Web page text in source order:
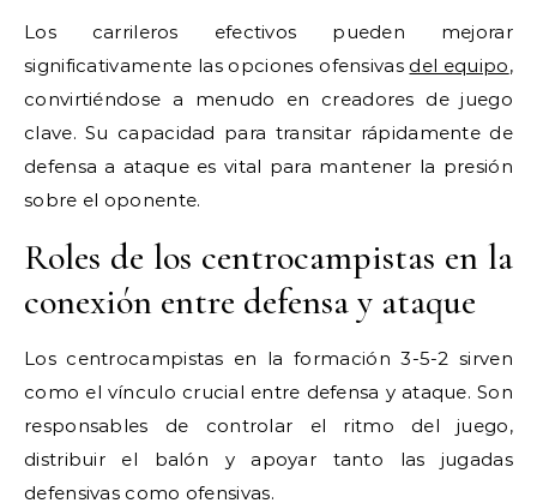
Los carrileros efectivos pueden mejorar
significativamente las opciones ofensivas del equipo,
convirtiéndose a menudo en creadores de juego
clave. Su capacidad para transitar rápidamente de
defensa a ataque es vital para mantener la presión
sobre el oponente.
Roles de los centrocampistas en la
conexión entre defensa y ataque
Los centrocampistas en la formación 3-5-2 sirven
como el vínculo crucial entre defensa y ataque. Son
responsables de controlar el ritmo del juego,
distribuir el balón y apoyar tanto las jugadas
defensivas como ofensivas.